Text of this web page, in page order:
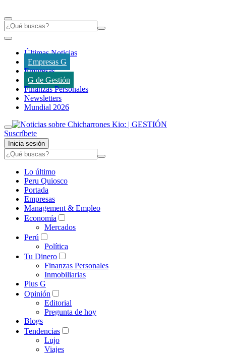
Últimas Noticias
Empresas G
Empresas
G de Gestión
Finanzas Personales
Newsletters
Mundial 2026
Suscríbete
Inicia sesión
Lo último
Peru Quiosco
Portada
Empresas
Management & Empleo
Economía
Mercados
Perú
Política
Tu Dinero
Finanzas Personales
Inmobiliarias
Plus G
Opinión
Editorial
Pregunta de hoy
Blogs
Tendencias
Lujo
Viajes